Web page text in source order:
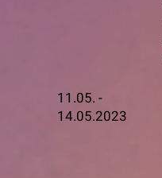
11.05. -
14.05.2023